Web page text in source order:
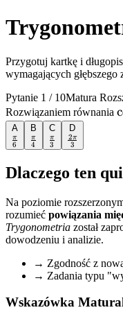
Przygotuj kartkę i
wymagających głębszego
Pytanie 1 / 10Matura
Rozwiązaniem równania
A
\frac{\pi}
{6}
6
π
B
\frac{\pi}
{4}
4
π
C
\frac{\pi}
{3}
3
π
D
\frac{2\pi}
3
2π
Dlaczego ten
Na poziomie
rozumieć powiązania
Trygonometria został
dowodzeniu i analizie.
→ Zgodność z
→ Zadania typu
Wskazówka